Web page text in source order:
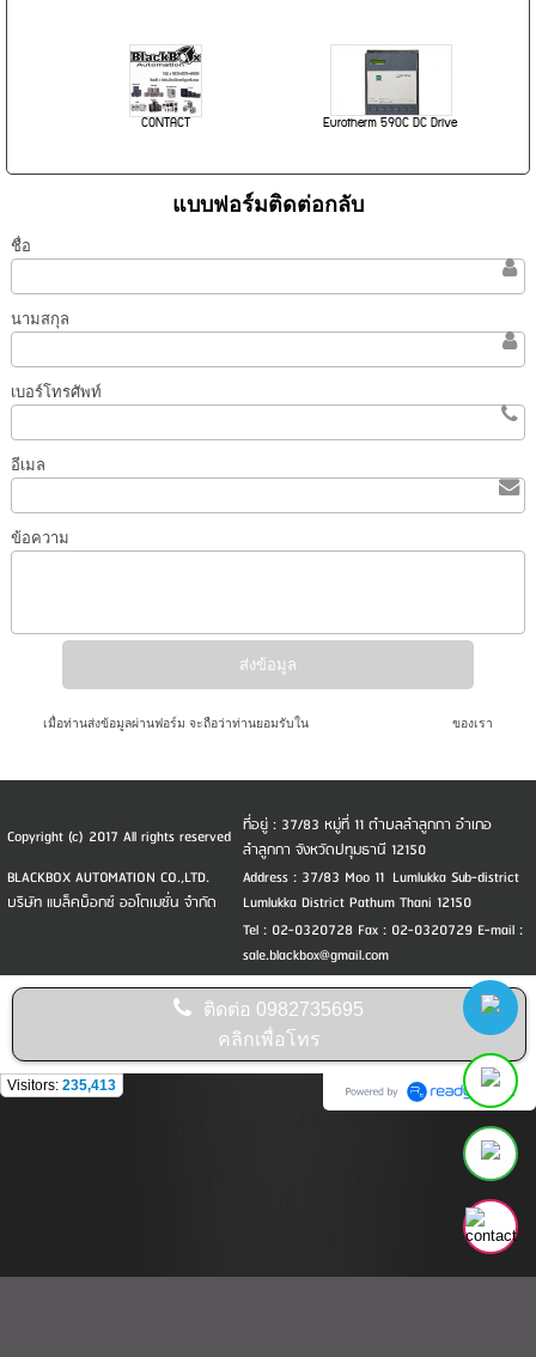
CONTACT Eurotherm 590C DC Drive
แบบฟอร์มติดต่อกลับ
ชื่อ
นามสกุล
เบอร์โทรศัพท์
อีเมล
ข้อความ
เมื่อท่านส่งข้อมูลผ่านฟอร์ม จะถือว่าท่านยอมรับในนโยบายความเป็นส่วนตัว ของเรา
Copyright (c) 2017 All rights reserved ที่อยู่ : 37/83 หมู่ที่ 11 ตำบลลำลูกกา อำเภอ
ลำลูกกา จังหวัดปทุมธานี 12150
BLACKBOX AUTOMATION CO.,LTD.
บริษัท แบล็คบ็อกซ์ ออโตเมชั่น จำกัด
Address : 37/83 Moo 11 Lumlukka Sub-district
Lumlukka District Pathum Thani 12150
Tel : 02-0320728 Fax : 02-0320729 E-mail :
sale.blackbox@gmail.com
ติดต่อ 0982735695
คลิกเพื่อโทร
Visitors: 235,413